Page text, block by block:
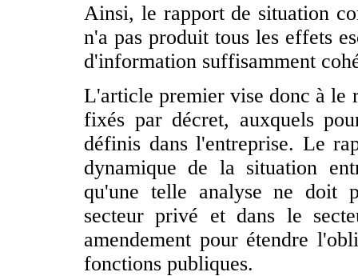
Ainsi, le rapport de situation
n'a pas produit tous les effets
d'information suffisamment
L'article premier vise donc à le
fixés par décret, auxquels
définis dans l'entreprise. Le
dynamique de la situation
qu'une telle analyse ne doit
secteur privé et dans le
amendement pour étendre
fonctions publiques.